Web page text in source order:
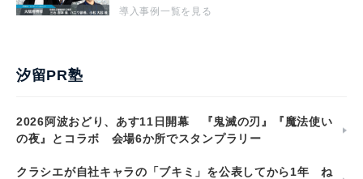
導入事例一覧を見る
汐留PR塾
2026阿波おどり、あす11日開幕 『鬼滅の刃』『魔法使い
の夜』とコラボ 会場6か所でスタンプラリー
クラシエが自社キャラの「ブキミ」を公表してから1年 ね